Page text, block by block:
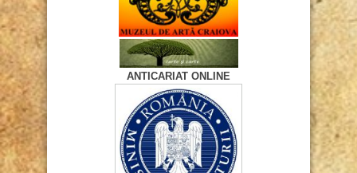
ANTICARIAT ONLINE